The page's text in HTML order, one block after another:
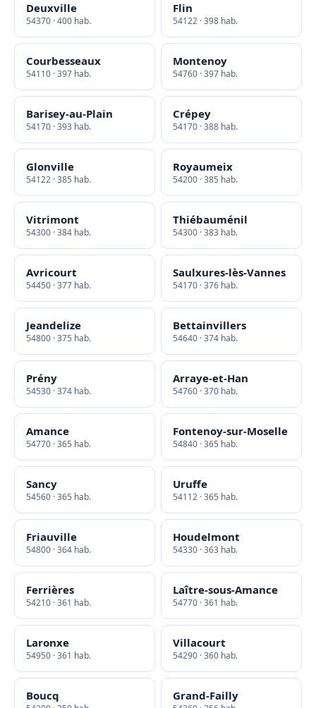
Deuxville
54370 · 400 hab.
Flin
54122 · 398 hab.
Courbesseaux
54110 · 397 hab.
Montenoy
54760 · 397 hab.
Barisey-au-Plain
54170 · 393 hab.
Crépey
54170 · 388 hab.
Glonville
54122 · 385 hab.
Royaumeix
54200 · 385 hab.
Vitrimont
54300 · 384 hab.
Thiébauménil
54300 · 383 hab.
Avricourt
54450 · 377 hab.
Saulxures-lès-Vannes
54170 · 376 hab.
Jeandelize
54800 · 375 hab.
Bettainvillers
54640 · 374 hab.
Prény
54530 · 374 hab.
Arraye-et-Han
54760 · 370 hab.
Amance
54770 · 365 hab.
Fontenoy-sur-Moselle
54840 · 365 hab.
Sancy
54560 · 365 hab.
Uruffe
54112 · 365 hab.
Friauville
54800 · 364 hab.
Houdelmont
54330 · 363 hab.
Ferrières
54210 · 361 hab.
Laître-sous-Amance
54770 · 361 hab.
Laronxe
54950 · 361 hab.
Villacourt
54290 · 360 hab.
Boucq Grand-Failly